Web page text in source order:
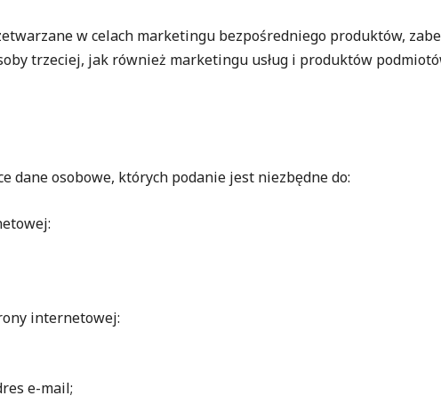
w celach marketingu bezpośredniego produktów,
trzeciej, jak również marketingu usług i produktów
dane osobowe, których podanie jest niezbędne do:
internetowej:
e-mail;